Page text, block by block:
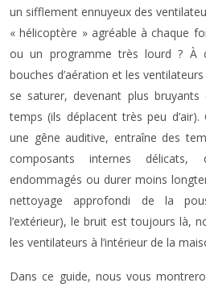
un sifflement ennuyeux des
« hélicoptère » agréable à chaque
ou un programme très lourd ? À
bouches d’aération et les
se saturer, devenant plus
temps (ils déplacent très peu
une gêne auditive, entraîne des
composants internes
endommagés ou durer moins
nettoyage approfondi de la
l’extérieur), le bruit est toujours là,
les ventilateurs à l’intérieur de la
Dans ce guide, nous vous